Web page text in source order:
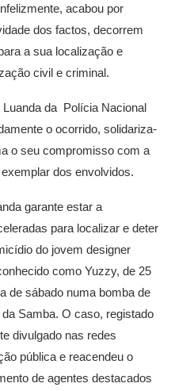
acabou por
dos factos, decorrem
a sua localização e
civil e criminal.
da Polícia Nacional
o ocorrido, solidariza-
o seu compromisso com a
dos envolvidos.
garante estar a
para localizar e deter
do jovem designer
como Yuzzy, de 25
de sábado numa bomba de
Samba. O caso, registado
divulgado nas redes
pública e reacendeu o
de agentes destacados